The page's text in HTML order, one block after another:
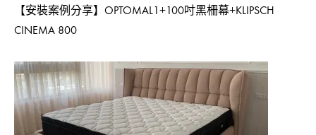
【安裝案例分享】OPTOMAL1+100吋黑柵幕+KLIPSCH
CINEMA 800